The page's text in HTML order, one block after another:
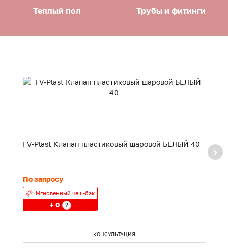
Теплый пол Трубы и фитинги
FV-Plast Клапан пластиковый шаровой БЕЛЫЙ 40
По запросу
Мгновенный кеш-бэк
+ 0 ?
КОНСУЛЬТАЦИЯ